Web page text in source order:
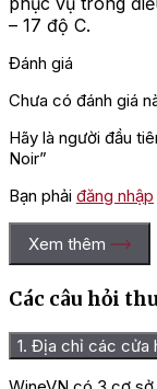
– 17 độ C.
Đánh giá
Chưa có đánh giá
Hãy là người đầu
Noir”
Bạn phải đăng nhập
Xem thêm
Các câu hỏi
1. Địa chỉ các cửa